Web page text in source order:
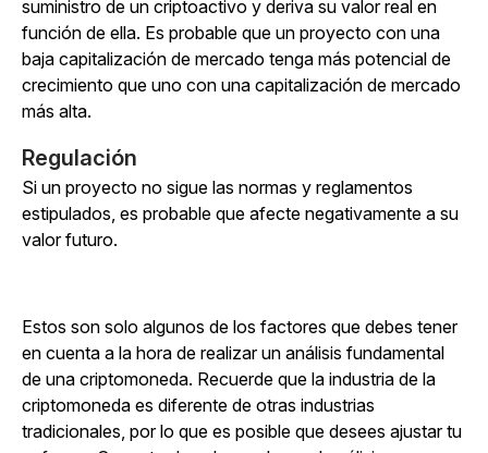
suministro de un criptoactivo y deriva su valor real en
función de ella. Es probable que un proyecto con una
baja capitalización de mercado tenga más potencial de
crecimiento que uno con una capitalización de mercado
más alta.
Regulación
Si un proyecto no sigue las normas y reglamentos
estipulados, es probable que afecte negativamente a su
valor futuro.
Estos son solo algunos de los factores que debes tener
en cuenta a la hora de realizar un análisis fundamental
de una criptomoneda. Recuerde que la industria de la
criptomoneda es diferente de otras industrias
tradicionales, por lo que es posible que desees ajustar tu